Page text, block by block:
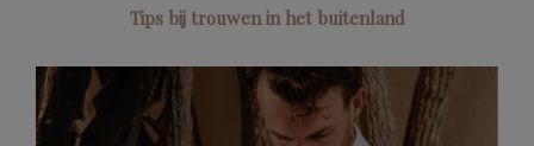
Tips bij trouwen in het buitenland